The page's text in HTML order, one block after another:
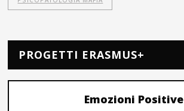
PROGETTI ERASMUS+
Emozioni Positive